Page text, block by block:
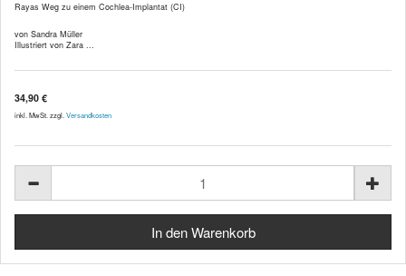
Rayas Weg zu einem Cochlea-Implantat (CI)
von Sandra Müller
Illustriert von Zara ...
34,90 €
inkl. MwSt. zzgl. Versandkosten